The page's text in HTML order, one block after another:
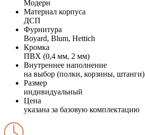
Модерн
Материал корпуса
ДСП
Фурнитура
Boyard, Blum, Hettich
Кромка
ПВХ (0,4 мм, 2 мм)
Внутреннее наполнение
на выбор (полки, корзины, штанги)
Размер
индивидуальный
Цена
указана за базовую комплектацию